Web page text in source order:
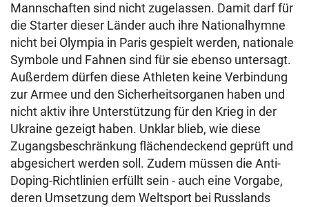
Mannschaften sind nicht zugelassen. Damit darf für
die Starter dieser Länder auch ihre Nationalhymne
nicht bei Olympia in Paris gespielt werden, nationale
Symbole und Fahnen sind für sie ebenso untersagt.
Außerdem dürfen diese Athleten keine Verbindung
zur Armee und den Sicherheitsorganen haben und
nicht aktiv ihre Unterstützung für den Krieg in der
Ukraine gezeigt haben. Unklar blieb, wie diese
Zugangsbeschränkung flächendeckend geprüft und
abgesichert werden soll. Zudem müssen die Anti-
Doping-Richtlinien erfüllt sein - auch eine Vorgabe,
deren Umsetzung dem Weltsport bei Russlands